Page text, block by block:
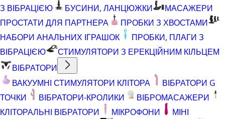
З ВІБРАЦІЄЮ
БУСИНИ, ЛАНЦЮЖКИ
МАСАЖЕРИ
ПРОСТАТИ ДЛЯ ПАРТНЕРА
ПРОБКИ З ХВОСТАМИ
НАБОРИ АНАЛЬНИХ ІГРАШОК
ПРОБКИ, ПЛАГИ З
ВІБРАЦІЄЮ
СТИМУЛЯТОРИ З ЕРЕКЦІЙНИМ КІЛЬЦЕМ
ВІБРАТОРИ
ВАКУУМНІ СТИМУЛЯТОРИ КЛІТОРА
ВІБРАТОРИ G
ТОЧКИ
ВІБРАТОРИ-КРОЛИКИ
ВІБРОМАСАЖЕРИ
КЛІТОРАЛЬНІ ВІБРАТОРИ
МІКРОФОНИ
МІНІ